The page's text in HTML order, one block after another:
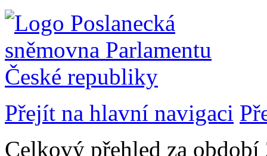
Přejít na hlavní navigaci
Celkový přehled za